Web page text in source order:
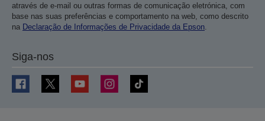
através de e-mail ou outras formas de comunicação eletrónica, com
base nas suas preferências e comportamento na web, como descrito
na Declaração de Informações de Privacidade da Epson
Siga-nos